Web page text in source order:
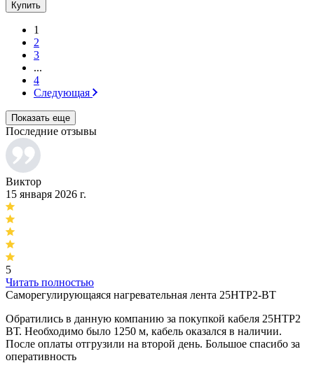
Купить
1
2
3
...
4
Следующая
Показать еще
Последние отзывы
Виктор
15 января 2026 г.
5
Читать полностью
Саморегулирующаяся нагревательная лента 25НТР2-ВТ
Обратились в данную компанию за покупкой кабеля 25НТР2
ВТ. Необходимо было 1250 м, кабель оказался в наличии.
После оплаты отгрузили на второй день. Большое спасибо за
оперативность